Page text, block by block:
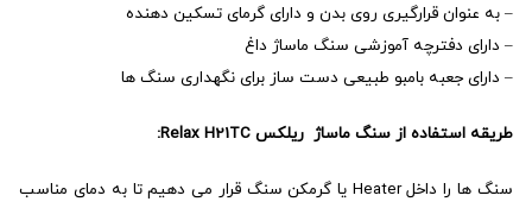
– به عنوان قرارگیری روی بدن و دارای گرمای تسکین دهنده
– دارای دفترچه آموزشی سنگ ماساژ داغ
– دارای جعبه بامبو طبیعی دست ساز برای نگهداری سنگ ها
طریقه استفاده از سنگ ماساژ ریلکس Relax H21TC:
سنگ ها را داخل Heater یا گرمکن سنگ قرار می دهیم تا به دمای مناسب